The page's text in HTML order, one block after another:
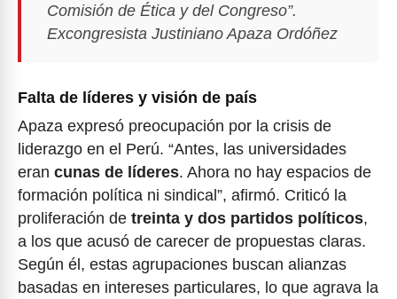
Comisión de Ética y del Congreso”.
Excongresista Justiniano Apaza Ordóñez
Falta de líderes y visión de país
Apaza expresó preocupación por la crisis de
liderazgo en el Perú. “Antes, las universidades
eran cunas de líderes. Ahora no hay espacios de
formación política ni sindical”, afirmó. Criticó la
proliferación de treinta y dos partidos políticos,
a los que acusó de carecer de propuestas claras.
Según él, estas agrupaciones buscan alianzas
basadas en intereses particulares, lo que agrava la